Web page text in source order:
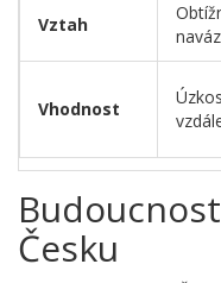
Vztah
Vhodnost
Česku